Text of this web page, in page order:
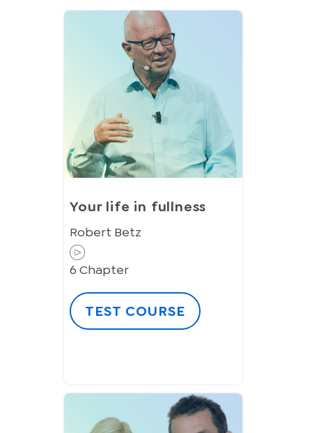
Your life in fullness
Robert Betz
6 Chapter
TEST COURSE